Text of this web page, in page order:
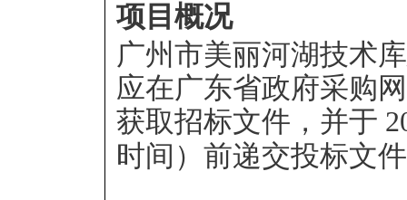
项目概况
广州市美丽河湖技术
应在广东省政府采购网
获取招标文件，并于
时间）前递交投标文